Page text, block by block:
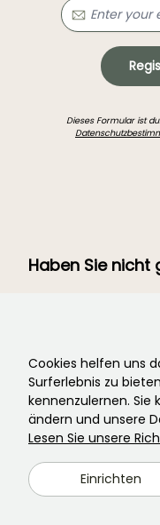
Cookies helfen uns
Surferlebnis zu
kennenzulernen. Sie
ändern und unsere
Lesen Sie unsere
Einrichten
Dieses Formular ist
Haben Sie nicht
Treten Sie der